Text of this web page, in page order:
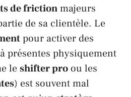
de frictionmajeurs
de sa clientèle. Le
pour activer des
présentes physiquement
leshifter pro ou les
) est souvent mal